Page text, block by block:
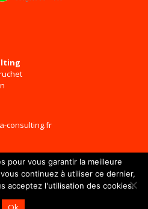
consulting.fr
Tous droits réservés | Réalisé par
|Mentions Légales
pour vous garantir la meilleure
continuez à utiliser ce dernier,
acceptez l'utilisation des cookies.